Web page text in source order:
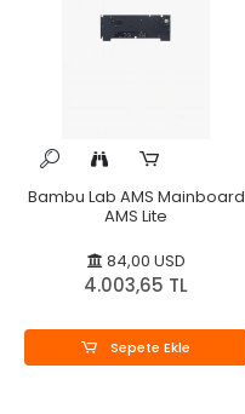
Bambu Lab AMS Mainboard
AMS Lite
84,00 USD
4.003,65 TL
Sepete Ekle